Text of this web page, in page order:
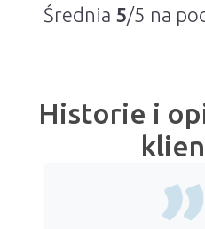
Średnia 5/5 na
Historie i